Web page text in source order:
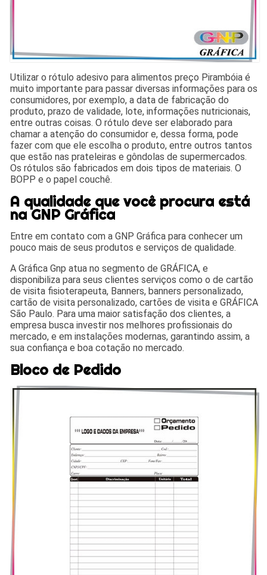
Utilizar o rótulo adesivo para alimentos preço Pirambóia é
muito importante para passar diversas informações para os
consumidores, por exemplo, a data de fabricação do
produto, prazo de validade, lote, informações nutricionais,
entre outras coisas. O rótulo deve ser elaborado para
chamar a atenção do consumidor e, dessa forma, pode
fazer com que ele escolha o produto, entre outros tantos
que estão nas prateleiras e gôndolas de supermercados.
Os rótulos são fabricados em dois tipos de materiais. O
BOPP e o papel couchê.
A qualidade que você procura está
na GNP Gráfica
Entre em contato com a GNP Gráfica para conhecer um
pouco mais de seus produtos e serviços de qualidade.
A Gráfica Gnp atua no segmento de GRÁFICA, e
disponibiliza para seus clientes serviços como o de cartão
de visita fisioterapeuta, Banners, banners personalizado,
cartão de visita personalizado, cartões de visita e GRÁFICA
São Paulo. Para uma maior satisfação dos clientes, a
empresa busca investir nos melhores profissionais do
mercado, e em instalações modernas, garantindo assim, a
sua confiança e boa cotação no mercado.
Bloco de Pedido